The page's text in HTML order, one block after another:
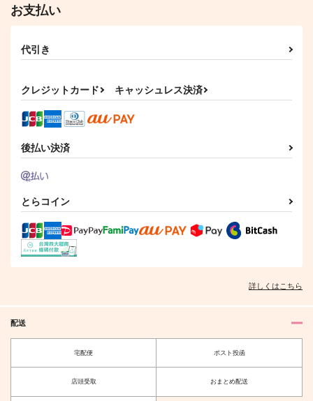
【再販】おがぴの家の
787円（税込）
尾形百之助×杉元佐一
サンプル
865円（税込）
Cis-ツィス-
猫の書棚
お支払い
代引き
クレジットカード キャッシュレス決済
後払い決済
とらコイン
詳しくはこちら
配送
宅配便 ポスト投函
店頭受取 おまとめ配送